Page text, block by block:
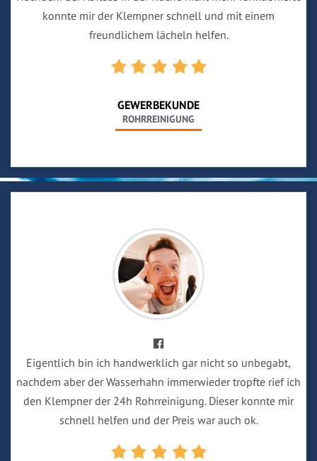
konnte mir der Klempner schnell und mit einem
freundlichem lächeln helfen.
GEWERBEKUNDE
ROHRREINIGUNG
Eigentlich bin ich handwerklich gar nicht so unbegabt,
nachdem aber der Wasserhahn immerwieder tropfte rief ich
den Klempner der 24h Rohrreinigung. Dieser konnte mir
schnell helfen und der Preis war auch ok.